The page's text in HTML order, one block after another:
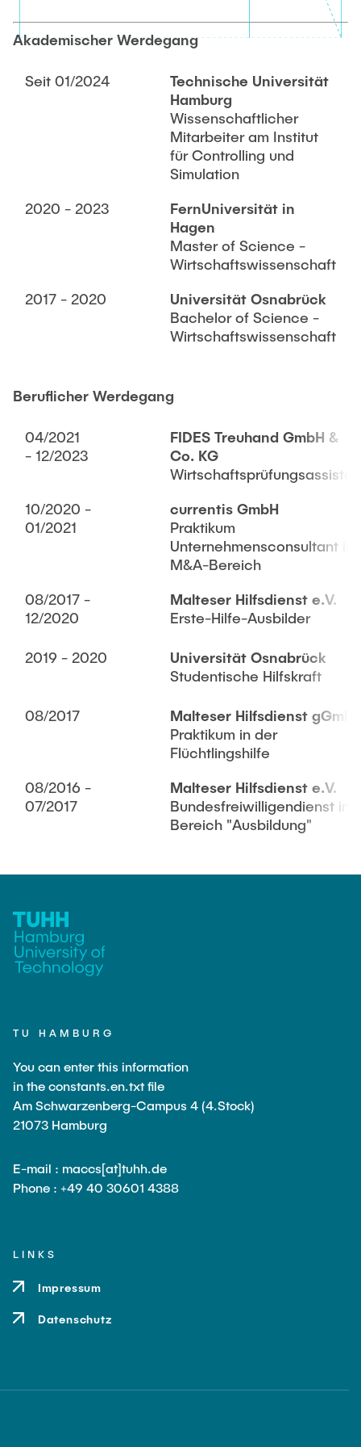
Leon Grothmann, M.Sc., EMBA
Stella Rauscher, M.Sc.
Leon Lührs, M.Sc.
Alumni
Dr. Ole Jan Meßerschmidt
Dr. Jonas Hauke
Prof. Dr. Irina Duscher
Prof. Dr. Cathérine Grisar-Klingert
Controlling
Grundlagen der BWL
Masterarbeiten Kolloquium
Akademischer Werdegang
Seit 01/2024
Technische Universität
Hamburg
Wissenschaftlicher
Mitarbeiter am Institut
für Controlling und
Simulation
2020 - 2023
FernUniversität in
Hagen
Master of Science -
Wirtschaftswissenschaft
2017 - 2020
Universität Osnabrück
Bachelor of Science -
Wirtschaftswissenschaft
Beruflicher Werdegang
04/2021
- 12/2023
FIDES Treuhand GmbH &
Co. KG
10/2020 -
01/2021
currentis GmbH
Praktikum
Unternehmensconsultant im
M&A-Bereich
08/2017 -
12/2020
Malteser Hilfsdienst e.V.
Erste-Hilfe-Ausbilder
2019 - 2020
Universität Osnabrück
Studentische Hilfskraft
08/2017
Malteser Hilfsdienst
Praktikum in der
Flüchtlingshilfe
08/2016 -
07/2017
Malteser Hilfsdienst e.V.
Bundesfreiwilligendienst im
Bereich "Ausbildung"
TU HAMBURG
You can enter this information
in the constants.en.txt file
Am Schwarzenberg-Campus 4 (4.Stock)
21073 Hamburg
E-mail : maccs[at]tuhh.de
Phone : +49 40 30601 4388
LINKS
Impressum
Datenschutz